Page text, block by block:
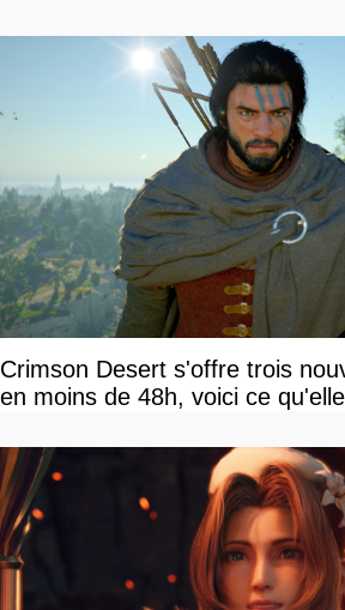
Crimson Desert s'offre trois
en moins de 48h, voici ce